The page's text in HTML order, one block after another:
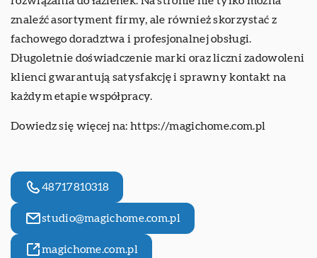
znaleźć asortyment firmy, ale również skorzystać z
fachowego doradztwa i profesjonalnej obsługi.
Długoletnie doświadczenie marki oraz liczni zadowoleni
klienci gwarantują satysfakcję i sprawny kontakt na
każdym etapie współpracy.
Dowiedz się więcej na: https://magichome.com.pl
48717810318
studio@magichome.com.pl
magichome.com.pl